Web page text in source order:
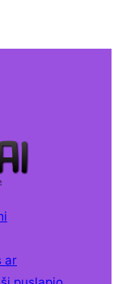
ar